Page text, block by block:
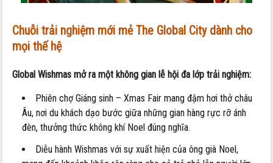
Chuỗi trải nghiệm mới mẻ The Global City dành cho
mọi thế hệ
Global Wishmas mở ra một không gian lễ hội đa lớp trải nghiệm:
Phiên chợ Giáng sinh – Xmas Fair mang đậm hơi thở châu
Âu, nơi du khách dạo bước giữa những gian hàng rực rỡ ánh
đèn, thưởng thức không khí Noel đúng nghĩa.
Diễu hành Wishmas với sự xuất hiện của ông già Noel,